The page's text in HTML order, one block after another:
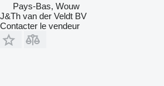
Pays-Bas, Wouw
J&Th van der Veldt BV
Contacter le vendeur